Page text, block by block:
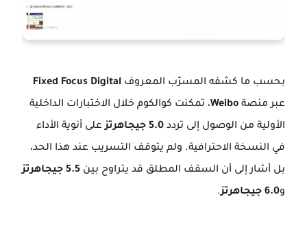
بحسب ما كشفه المسرّب المعروف Fixed Focus Digital
عبر منصة Weibo، تمكنت كوالكوم خلال الاختبارات الداخلية
الأولية من الوصول إلى تردد 5.0 جيجاهرتز
على أنوية الأداء
في النسخة الاحترافية. ولم يتوقف التسريب عند هذا الحد،
بل أشار إلى أن السقف المطلق قد يتراوح بين 5.5 جيجاهرتز
و6.0 جيجاهرتز .